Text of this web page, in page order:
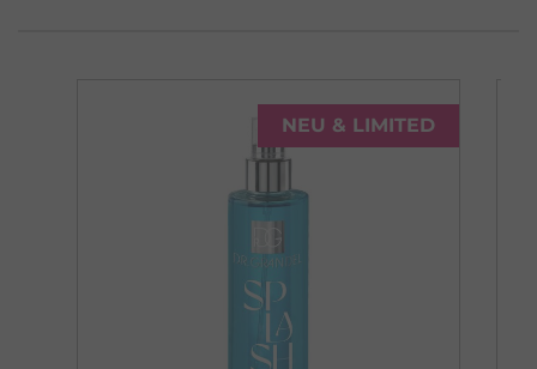
NEU & LIMITED